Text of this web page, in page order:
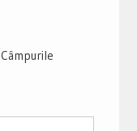
Câmpurile